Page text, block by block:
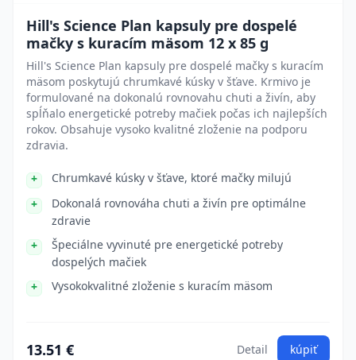
Hill's Science Plan kapsuly pre dospelé
mačky s kuracím mäsom 12 x 85 g
Hill's Science Plan kapsuly pre dospelé mačky s kuracím
mäsom poskytujú chrumkavé kúsky v šťave. Krmivo je
formulované na dokonalú rovnovahu chuti a živín, aby
spĺňalo energetické potreby mačiek počas ich najlepších
rokov. Obsahuje vysoko kvalitné zloženie na podporu
zdravia.
Chrumkavé kúsky v šťave, ktoré mačky milujú
Dokonalá rovnováha chuti a živín pre optimálne
zdravie
Špeciálne vyvinuté pre energetické potreby
dospelých mačiek
Vysokokvalitné zloženie s kuracím mäsom
13.51 € Detail kúpiť